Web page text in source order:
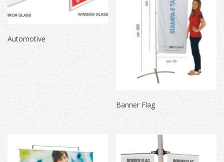
Automotive
Banner Flag